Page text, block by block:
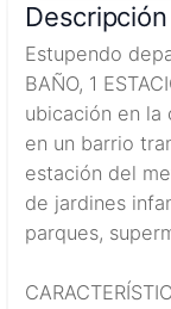
Descripción
Estupendo
BAÑO, 1
ubicación en la
en un barrio
estación del
de jardines
parques,